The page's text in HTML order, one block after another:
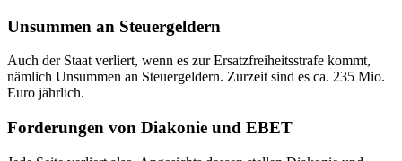
Unsummen an Steuergeldern
Auch der Staat verliert, wenn es zur Ersatzfreiheitsstrafe kommt,
nämlich Unsummen an Steuergeldern. Zurzeit sind es ca. 235 Mio.
Euro jährlich.
Forderungen von Diakonie und EBET